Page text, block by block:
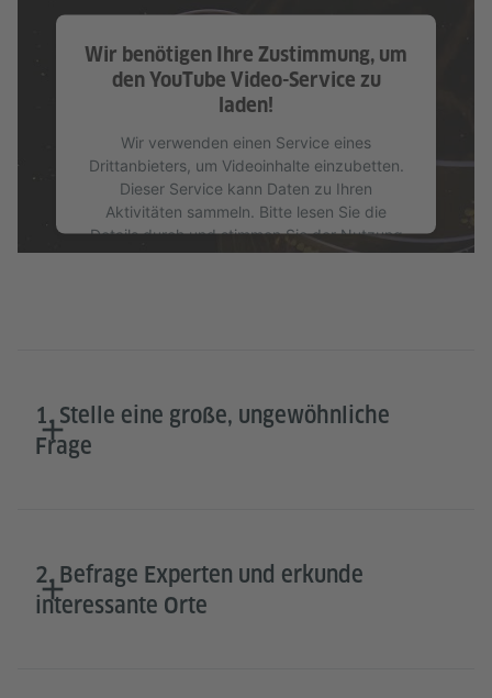
Wir benötigen Ihre Zustimmung, um
den YouTube Video-Service zu
laden!
Wir verwenden einen Service eines
Drittanbieters, um Videoinhalte einzubetten.
Dieser Service kann Daten zu Ihren
Aktivitäten sammeln. Bitte lesen Sie die
Details durch und stimmen Sie der Nutzung
des Service zu, um dieses Video anzusehen.
1. Stelle eine große, ungewöhnliche
Frage
2. Befrage Experten und erkunde
interessante Orte